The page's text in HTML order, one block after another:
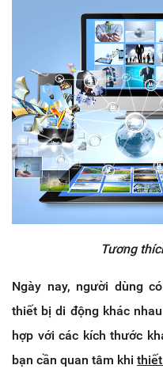
Tương
Ngày nay, người dùng
thiết bị di động khác
hợp với các kích thước
bạn cần quan tâm khi